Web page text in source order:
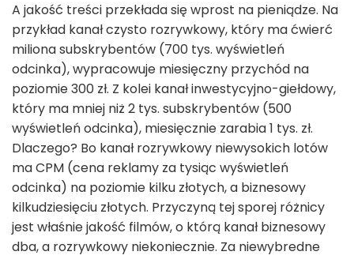
A jakość treści przekłada się wprost na pieniądze. Na
przykład kanał czysto rozrywkowy, który ma ćwierć
miliona subskrybentów (700 tys. wyświetleń
odcinka), wypracowuje miesięczny przychód na
poziomie 300 zł. Z kolei kanał inwestycyjno-giełdowy,
który ma mniej niż 2 tys. subskrybentów (500
wyświetleń odcinka), miesięcznie zarabia 1 tys. zł.
Dlaczego? Bo kanał rozrywkowy niewysokich lotów
ma CPM (cena reklamy za tysiąc wyświetleń
odcinka) na poziomie kilku złotych, a biznesowy
kilkudziesięciu złotych. Przyczyną tej sporej różnicy
jest właśnie jakość filmów, o którą kanał biznesowy
dba, a rozrywkowy niekoniecznie. Za niewybredne